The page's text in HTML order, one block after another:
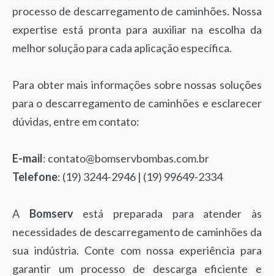
processo de descarregamento de caminhões. Nossa
expertise está pronta para auxiliar na escolha da
melhor solução para cada aplicação específica.
Para obter mais informações sobre nossas soluções
para o descarregamento de caminhões e esclarecer
dúvidas, entre em contato:
E-mail: contato@bomservbombas.com.br
Telefone: (19) 3244-2946 | (19) 99649-2334
A Bomservestá preparada para atender às
necessidades de descarregamento de caminhões da
sua indústria. Conte com nossa experiência para
garantir um processo de descarga eficiente e